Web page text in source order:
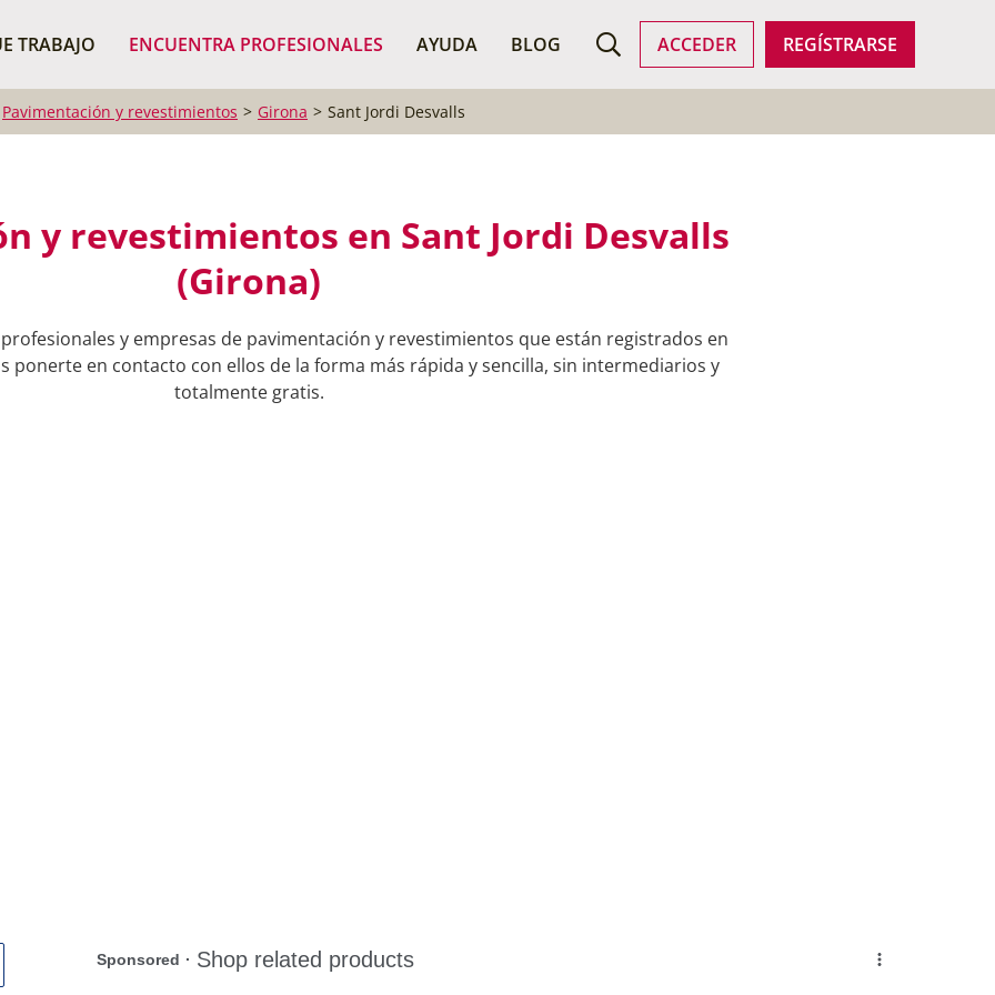
TRABAJO ENCUENTRA PROFESIONALES AYUDA BLOG ACCEDER REGÍSTRARSE
BUSCAR PROFESIONALES
Pavimentación y revestimientos Girona Sant Jordi Desvalls
y revestimientos en Sant Jordi Desvalls
(Girona)
y empresas de pavimentación y revestimientos que están registrados en
ponerte en contacto con ellos de la forma más rápida y sencilla, sin intermediarios y
totalmente gratis.